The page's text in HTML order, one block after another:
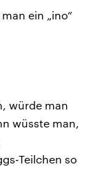
ein „ino“
würde man
wüsste man,
Teilchen so